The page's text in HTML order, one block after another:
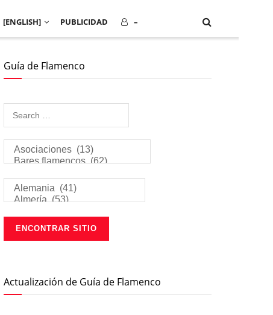
[ENGLISH] PUBLICIDAD –
Guía de Flamenco
Actualización de Guía de Flamenco